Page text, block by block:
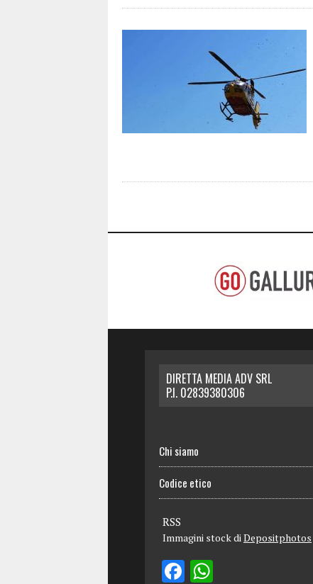
DIRETTA MEDIA ADV SRL
P.I. 02839380306
Chi siamo
Codice etico
RSS
Immagini stock diDepositphotos